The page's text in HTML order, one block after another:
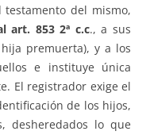
del mismo,
art. 853 2ª c.c., a sus
premuerta), y a los
e instituye única
El registrador exige el
de los hijos,
desheredados lo que